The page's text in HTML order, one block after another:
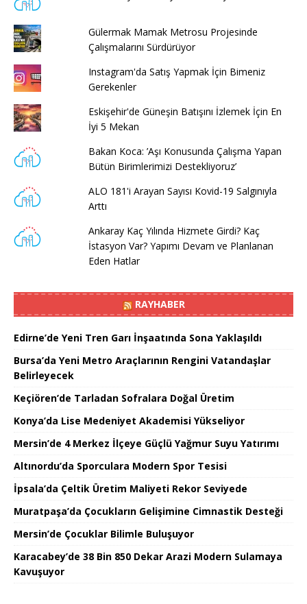
Gülermak Mamak Metrosu Projesinde
Çalışmalarını Sürdürüyor
Instagram'da Satış Yapmak İçin Bimeniz
Gerekenler
Eskişehir'de Güneşin Batışını İzlemek İçin En
İyi 5 Mekan
Bakan Koca: ’Aşı Konusunda Çalışma Yapan
Bütün Birimlerimizi Destekliyoruz’
ALO 181'i Arayan Sayısı Kovid-19 Salgınıyla
Arttı
Ankaray Kaç Yılında Hizmete Girdi? Kaç
İstasyon Var? Yapımı Devam ve Planlanan
Eden Hatlar
RAYHABER
Edirne’de Yeni Tren Garı İnşaatında Sona Yaklaşıldı
Bursa’da Yeni Metro Araçlarının Rengini Vatandaşlar
Belirleyecek
Keçiören’de Tarladan Sofralara Doğal Üretim
Konya’da Lise Medeniyet Akademisi Yükseliyor
Mersin’de 4 Merkez İlçeye Güçlü Yağmur Suyu Yatırımı
Altınordu’da Sporculara Modern Spor Tesisi
İpsala’da Çeltik Üretim Maliyeti Rekor Seviyede
Muratpaşa’da Çocukların Gelişimine Cimnastik Desteği
Mersin’de Çocuklar Bilimle Buluşuyor
Karacabey’de 38 Bin 850 Dekar Arazi Modern Sulamaya
Kavuşuyor